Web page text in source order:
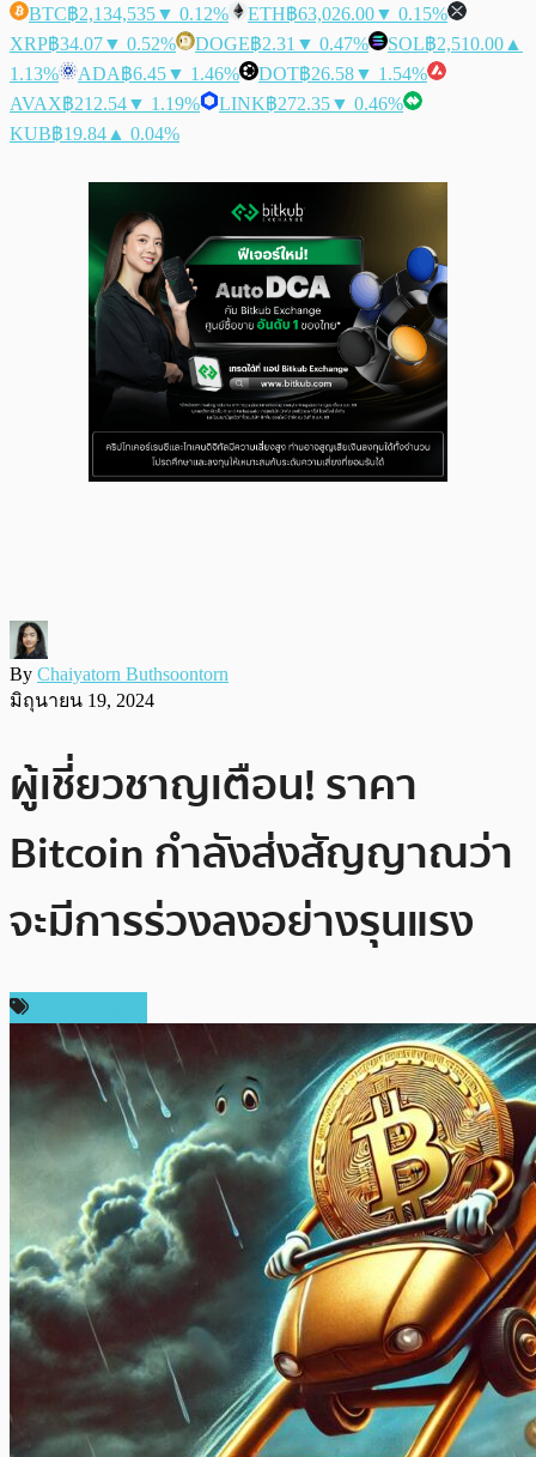
BTC฿2,134,535▼ 0.12% ETH฿63,026.00▼ 0.15%
XRP฿34.07▼ 0.52% DOGE฿2.31 ▼ 0.47% SOL฿2,510.00 ▲
1.13%
ADA฿6.45▼ 1.46% DOT฿26.58▼ 1.54%
AVAX฿212.54▼ 1.19% LINK฿272.35▼ 0.46%
KUB฿19.84 ▲ 0.04%
By Chaiyatorn Buthsoontorn
มิถุนายน 19, 2024
ผู้เชี่ยวชาญเตือน! ราคา
Bitcoin กำลังส่งสัญญาณว่า
จะมีการร่วงลงอย่างรุนแรง